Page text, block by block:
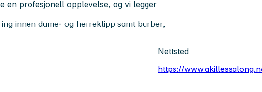
en profesjonell opplevelse, og vi legger
innen dame- og herreklipp samt barber,
Nettsted
https://